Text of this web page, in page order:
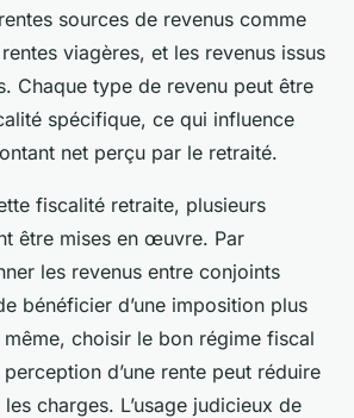
sources de revenus comme
viagères, et les revenus issus
Chaque type de revenu peut être
spécifique, ce qui influence
net perçu par le retraité.
fiscalité retraite, plusieurs
être mises en œuvre. Par
les revenus entre conjoints
bénéficier d’une imposition plus
choisir le bon régime fiscal
d’une rente peut réduire
charges. L’usage judicieux de